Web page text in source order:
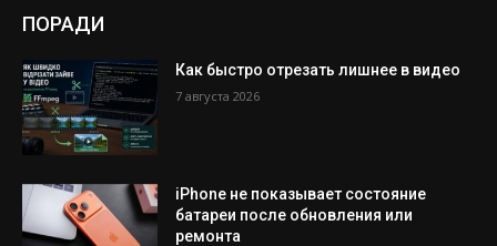
ПОРАДИ
Как быстро отрезать лишнее в видео
7 августа 2026
iPhone не показывает состояние
батареи после обновления или
ремонта